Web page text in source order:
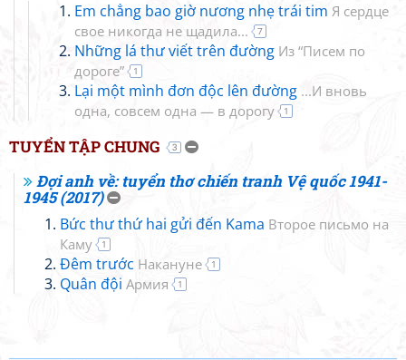
Em chẳng bao giờ nương nhẹ trái tim Я сердце
свое никогда не щадила...
7
Những lá thư viết trên đường Из “Писем по
дороге”
1
Lại một mình đơn độc lên đường ...И вновь
одна, совсем одна — в дорогу
1
TUYỂN TẬP CHUNG 3
Đợi anh về: tuyển thơ chiến tranh Vệ quốc 1941-
1945 (2017)
Bức thư thứ hai gửi đến Kama Второе письмо на
Каму
1
Đêm trước Накануне 1
Quân đội Армия 1